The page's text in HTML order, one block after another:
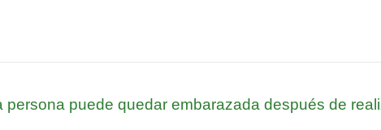
persona puede quedar embarazada después de